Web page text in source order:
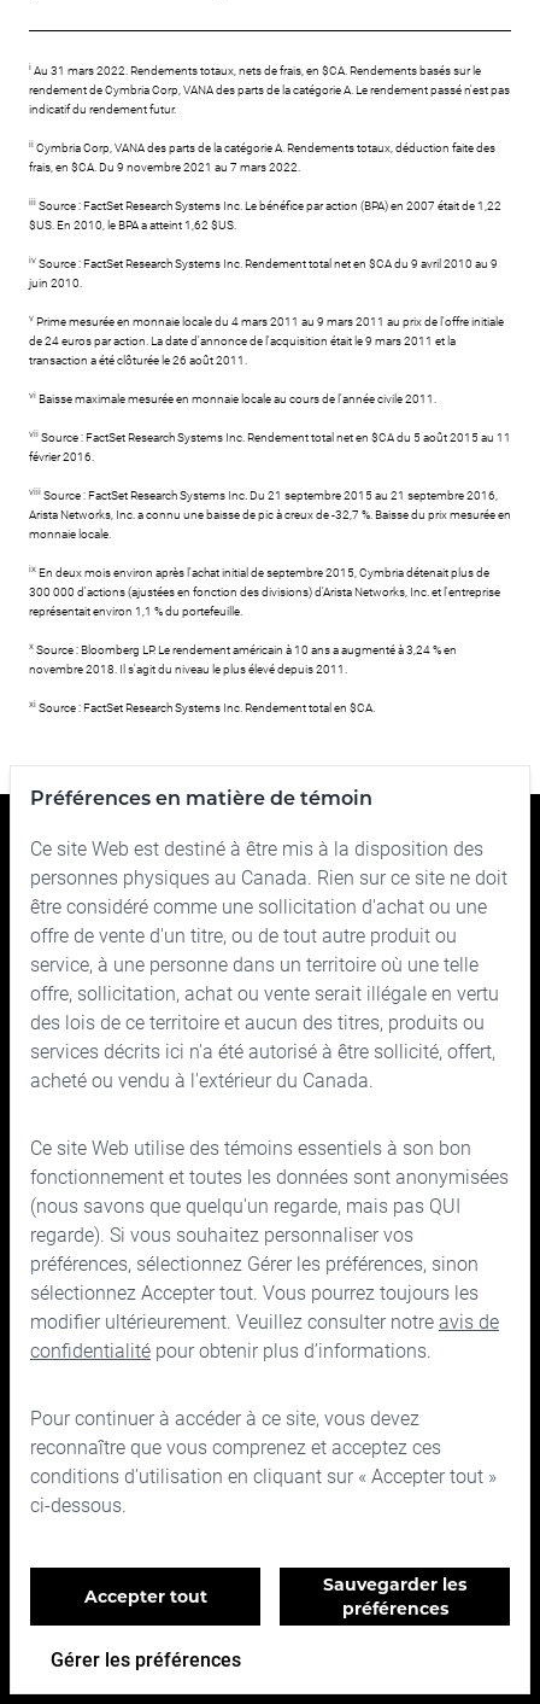
i Au 31 mars 2022. Rendements totaux, nets de frais, en $CA. Rendements basés sur le
rendement de Cymbria Corp, VANA des parts de la catégorie A. Le rendement passé n'est pas
indicatif du rendement futur.
ii Cymbria Corp, VANA des parts de la catégorie A. Rendements totaux, déduction faite des
frais, en $CA. Du 9 novembre 2021 au 7 mars 2022.
iii Source : FactSet Research Systems Inc. Le bénéfice par action (BPA) en 2007 était de 1,22
$US. En 2010, le BPA a atteint 1,62 $US.
iv Source : FactSet Research Systems Inc. Rendement total net en $CA du 9 avril 2010 au 9
juin 2010.
v Prime mesurée en monnaie locale du 4 mars 2011 au 9 mars 2011 au prix de l'offre initiale
de 24 euros par action. La date d'annonce de l'acquisition était le 9 mars 2011 et la
transaction a été clôturée le 26 août 2011.
vi Baisse maximale mesurée en monnaie locale au cours de l'année civile 2011.
vii Source : FactSet Research Systems Inc. Rendement total net en $CA du 5 août 2015 au 11
février 2016.
viii Source : FactSet Research Systems Inc. Du 21 septembre 2015 au 21 septembre 2016,
Arista Networks, Inc. a connu une baisse de pic à creux de -32,7 %. Baisse du prix mesurée en
monnaie locale.
ix En deux mois environ après l'achat initial de septembre 2015, Cymbria détenait plus de
300 000 d'actions (ajustées en fonction des divisions) d'Arista Networks, Inc. et l'entreprise
représentait environ 1,1 % du portefeuille.
x Source : Bloomberg LP. Le rendement américain à 10 ans a augmenté à 3,24 % en
novembre 2018. Il s'agit du niveau le plus élevé depuis 2011.
xi Source : FactSet Research Systems Inc. Rendement total en $CA.
Cymbria
Méthode d’investissement
Vecteurs de l’enrichissement du patrimoine
Portefeuille
Pour nous joindre
Relations avec les Investisseurs
Rapports financiers
Administrateurs et dirigeants
Quoi de neuf
Nouvelle Cymbria
150, rue Bloor Ouest, bureau 700
Toronto (Ontario) M5S 2X9
Préférences en matière de témoin
Ce site Web est destiné à être mis à la disposition des
personnes physiques au Canada. Rien sur ce site ne doit
être considéré comme une sollicitation d'achat ou une
offre de vente d'un titre, ou de tout autre produit ou
service, à une personne dans un territoire où une telle
offre, sollicitation, achat ou vente serait illégale en vertu
des lois de ce territoire et aucun des titres, produits ou
services décrits ici n'a été autorisé à être sollicité, offert,
acheté ou vendu à l'extérieur du Canada.
Ce site Web utilise des témoins essentiels à son bon
fonctionnement et toutes les données sont anonymisées
(nous savons que quelqu'un regarde, mais pas QUI
regarde). Si vous souhaitez personnaliser vos
préférences, sélectionnez Gérer les préférences, sinon
sélectionnez Accepter tout. Vous pourrez toujours les
modifier ultérieurement. Veuillez consulter notreavis de
confidentialité pour obtenir plus d’informations.
Pour continuer à accéder à ce site, vous devez
reconnaître que vous comprenez et acceptez ces
conditions d'utilisation en cliquant sur « Accepter tout »
ci-dessous.
Témoins essentiels
Nécessaires au bon fonctionnement du site Web et
ne peuvent pas être désactivés.
Témoins analytiques
Accepter tout
Sauvegarder les
préférences
Gérer les préférences